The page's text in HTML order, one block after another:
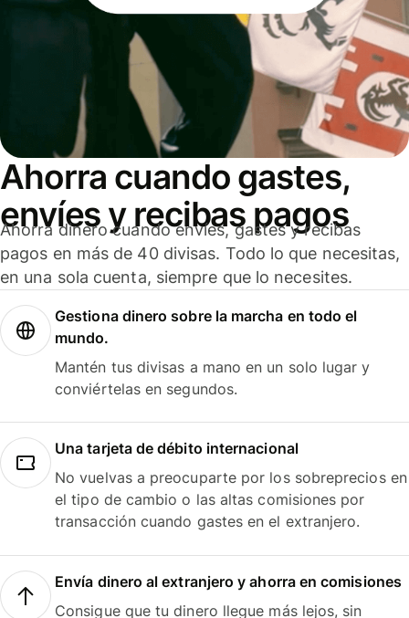
Ahorra cuando gastes,
envíes y recibas pagos
Ahorra dinero cuando envíes, gastes y recibas
pagos en más de 40 divisas. Todo lo que necesitas,
en una sola cuenta, siempre que lo necesites.
Gestiona dinero sobre la marcha en todo el
mundo.
Mantén tus divisas a mano en un solo lugar y
conviértelas en segundos.
Una tarjeta de débito internacional
No vuelvas a preocuparte por los sobreprecios en
el tipo de cambio o las altas comisiones por
transacción cuando gastes en el extranjero.
Envía dinero al extranjero y ahorra en comisiones
Consigue que tu dinero llegue más lejos, sin